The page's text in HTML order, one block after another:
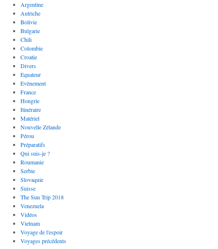
Argentine
Autriche
Bolivie
Bulgarie
Chili
Colombie
Croatie
Divers
Equateur
Evènement
France
Hongrie
Itinéraire
Matériel
Nouvelle Zélande
Pérou
Préparatifs
Qui suis-je ?
Roumanie
Serbie
Slovaquie
Suisse
The Sun Trip 2018
Venezuela
Vidéos
Vietnam
Voyage de l'espoir
Voyages précédents